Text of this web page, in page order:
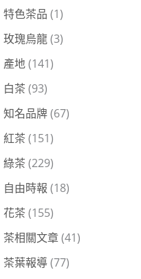
特色茶品 (1)
玫瑰烏龍(3)
產地(141)
白茶 (93)
知名品牌(67)
紅茶 (151)
綠茶 (229)
自由時報 (18)
花茶 (155)
茶相關文章(41)
茶葉報導(77)